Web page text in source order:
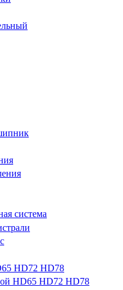
система
HD72 HD78
HD65 HD72 HD78